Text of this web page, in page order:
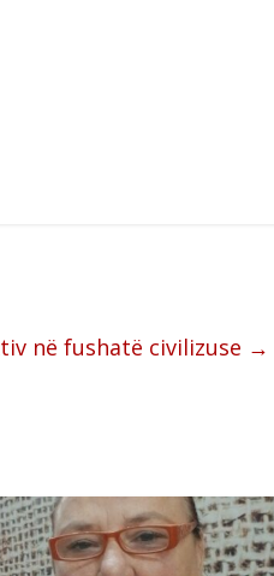
në fushatë civilizuse →